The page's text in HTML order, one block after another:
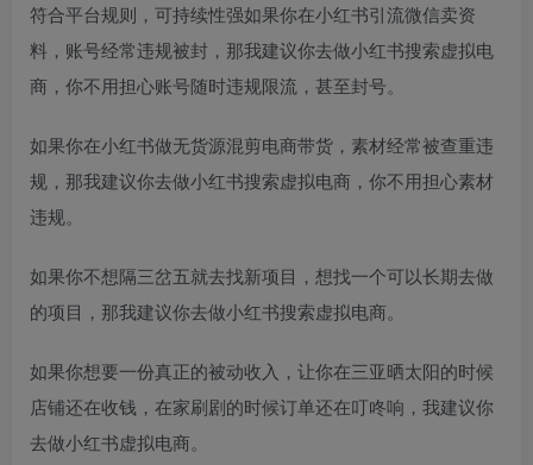
符合平台规则，可持续性强如果你在小红书引流微信卖资
料，账号经常违规被封，那我建议你去做小红书搜索虚拟电
商，你不用担心账号随时违规限流，甚至封号。
如果你在小红书做无货源混剪电商带货，素材经常被查重违
规，那我建议你去做小红书搜索虚拟电商，你不用担心素材
违规。
如果你不想隔三岔五就去找新项目，想找一个可以长期去做
的项目，那我建议你去做小红书搜索虚拟电商。
如果你想要一份真正的被动收入，让你在三亚晒太阳的时候
店铺还在收钱，在家刷剧的时候订单还在叮咚响，我建议你
去做小红书虚拟电商。